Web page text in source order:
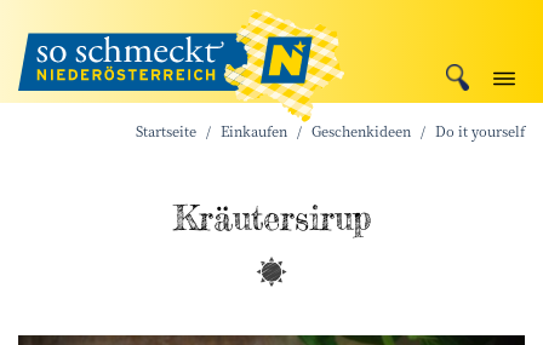
Startseite Einkaufen Geschenkideen Do it yourself
Kräutersirup